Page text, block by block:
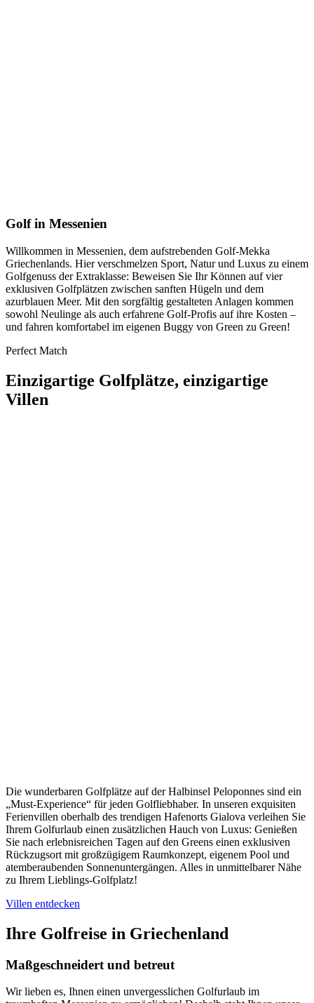
Golf in Messenien
Willkommen in Messenien, dem aufstrebenden Golf-Mekka
Griechenlands. Hier verschmelzen Sport, Natur und Luxus zu einem
Golfgenuss der Extraklasse: Beweisen Sie Ihr Können auf vier
exklusiven Golfplätzen zwischen sanften Hügeln und dem
azurblauen Meer. Mit den sorgfältig gestalteten Anlagen kommen
sowohl Neulinge als auch erfahrene Golf-Profis auf ihre Kosten –
und fahren komfortabel im eigenen Buggy von Green zu Green!
Perfect Match
Einzigartige Golfplätze, einzigartige
Villen
Die wunderbaren Golfplätze auf der Halbinsel Peloponnes sind ein
„Must-Experience“ für jeden Golfliebhaber. In unseren exquisiten
Ferienvillen oberhalb des trendigen Hafenorts Gialova verleihen Sie
Ihrem Golfurlaub einen zusätzlichen Hauch von Luxus: Genießen
Sie nach erlebnisreichen Tagen auf den Greens einen exklusiven
Rückzugsort mit großzügigem Raumkonzept, eigenem Pool und
atemberaubenden Sonnenuntergängen. Alles in unmittelbarer Nähe
zu Ihrem Lieblings-Golfplatz!
Villen entdecken
Ihre Golfreise in Griechenland
Maßgeschneidert und betreut
Wir lieben es, Ihnen einen unvergesslichen Golfurlaub im